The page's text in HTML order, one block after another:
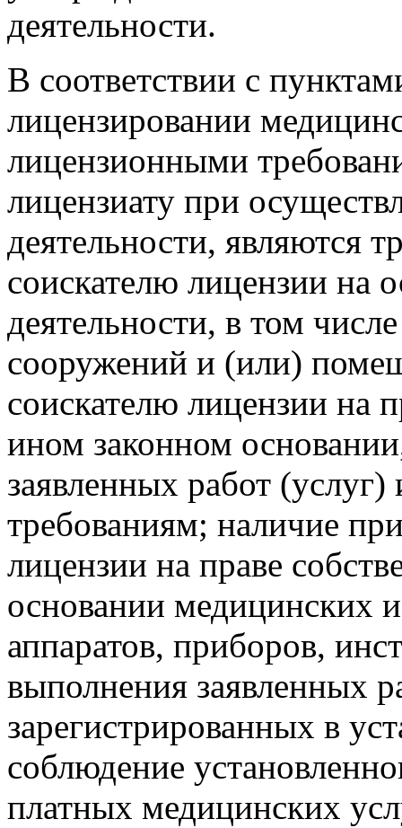
деятельности.
В соответствии с
лицензировании
лицензионными
лицензиату при
деятельности, являются
соискателю лицензии на
деятельности, в том
сооружений и (или)
соискателю лицензии на
ином законном
заявленных работ
требованиям; наличие
лицензии на праве
основании медицинских
аппаратов, приборов,
выполнения заявленных
зарегистрированных в
соблюдение
платных медицинских